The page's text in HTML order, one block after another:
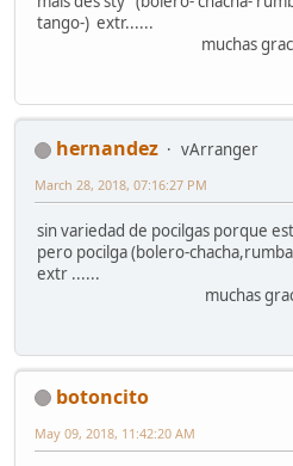
tango-) extr......
muchas
hernandez
vArranger
March 28, 2018, 07:16:27 PM
sin variedad de pocilgas porque
pero pocilga (bolero-
extr ......
muchas
botoncito
May 09, 2018, 11:42:20 AM